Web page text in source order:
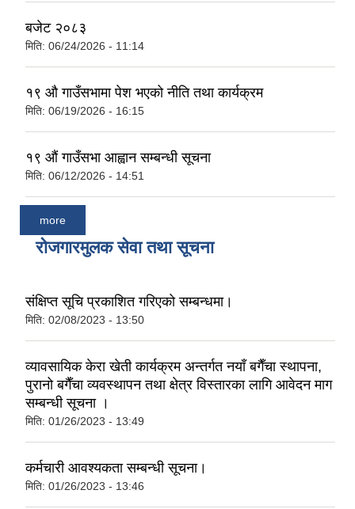
बजेट २०८३
मिति: 06/24/2026 - 11:14
१९ औ गाउँसभामा पेश भएको नीति तथा कार्यक्रम
मिति: 06/19/2026 - 16:15
१९ औं गाउँसभा आह्वान सम्बन्धी सूचना
मिति: 06/12/2026 - 14:51
more
रोजगारमुलक सेवा तथा सूचना
संक्षिप्त सूचि प्रकाशित गरिएको सम्बन्धमा।
मिति: 02/08/2023 - 13:50
व्यावसायिक केरा खेती कार्यक्रम अन्तर्गत नयाँ बगैँचा स्थापना,
पुरानो बगैँचा व्यवस्थापन तथा क्षेत्र विस्तारका लागि आवेदन माग
सम्बन्धी सूचना ।
मिति: 01/26/2023 - 13:49
कर्मचारी आवश्यकता सम्बन्धी सूचना।
मिति: 01/26/2023 - 13:46